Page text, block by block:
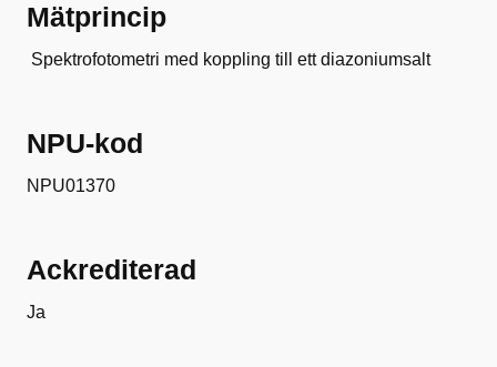
Mätprincip
Spektrofotometri med koppling till ett diazoniumsalt
NPU-kod
NPU01370
Ackrediterad
Ja